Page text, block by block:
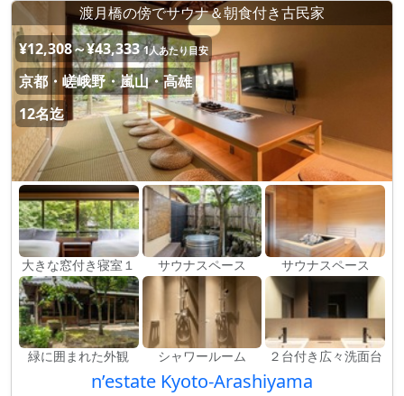
渡月橋の傍でサウナ＆朝食付き古民家
¥12,308～¥43,333 1人あたり目安
京都・嵯峨野・嵐山・高雄
12名迄
大きな窓付き寝室１ サウナスペース サウナスペース
緑に囲まれた外観 シャワールーム ２台付き広々洗面台
n’estate Kyoto-Arashiyama